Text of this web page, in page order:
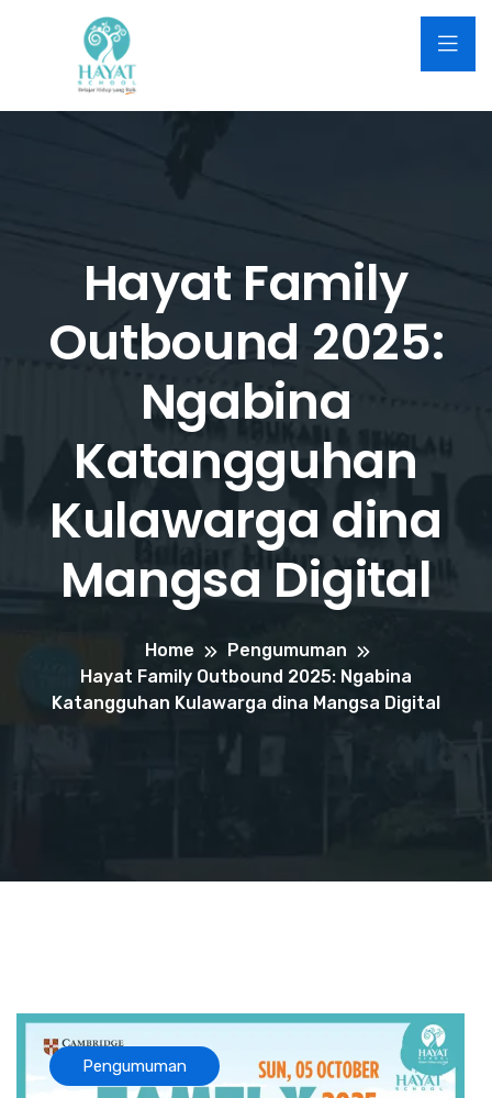
Hayat Family
Outbound 2025:
Ngabina
Katangguhan
Kulawarga dina
Mangsa Digital
Home
Pengumuman
Hayat Family Outbound 2025: Ngabina
Katangguhan Kulawarga dina Mangsa Digital
Pengumuman